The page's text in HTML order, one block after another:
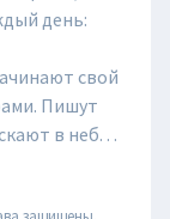
день:
свой
Пишут
в небо